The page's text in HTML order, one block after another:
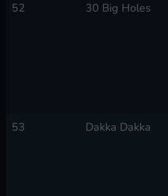
52
30 Big Holes
53
Dakka Dakka